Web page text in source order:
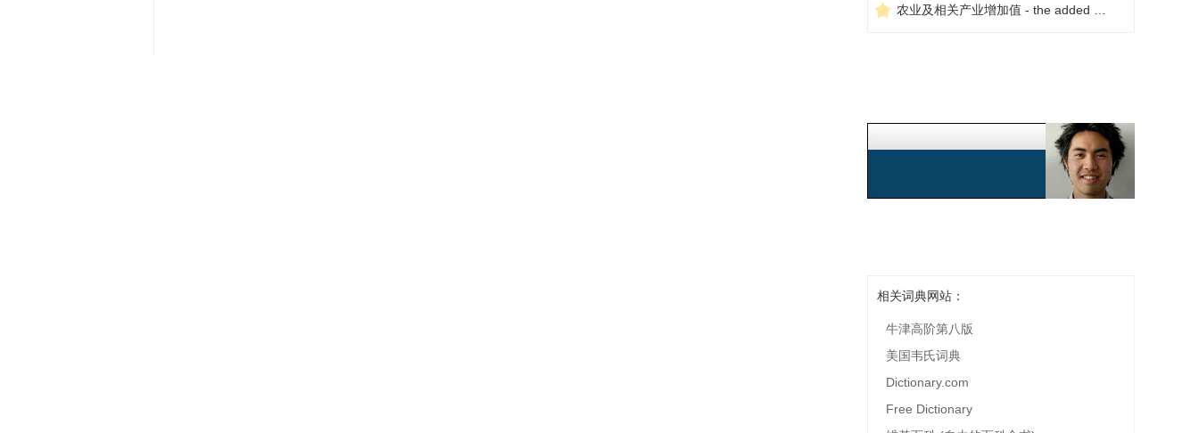
相关词典网站：
牛津高阶第八版
美国韦氏词典
Dictionary.com
Free Dictionary